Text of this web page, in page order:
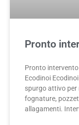
Pronto
Pronto
Ecodinoi
spurgo attivo per
fognature,
allagamenti.